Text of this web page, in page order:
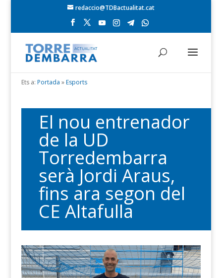
redaccio@TDBactualitat.cat
Ets a: Portada »Esports
El nou entrenador
de la UD
Torredembarra
serà Jordi Araus,
fins ara segon del
CE Altafulla